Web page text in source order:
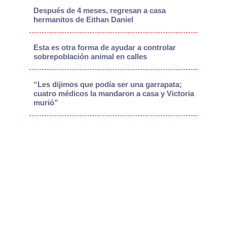
Después de 4 meses, regresan a casa
hermanitos de Eithan Daniel
Esta es otra forma de ayudar a controlar
sobrepoblación animal en calles
“Les dijimos que podía ser una garrapata;
cuatro médicos la mandaron a casa y Victoria
murió”